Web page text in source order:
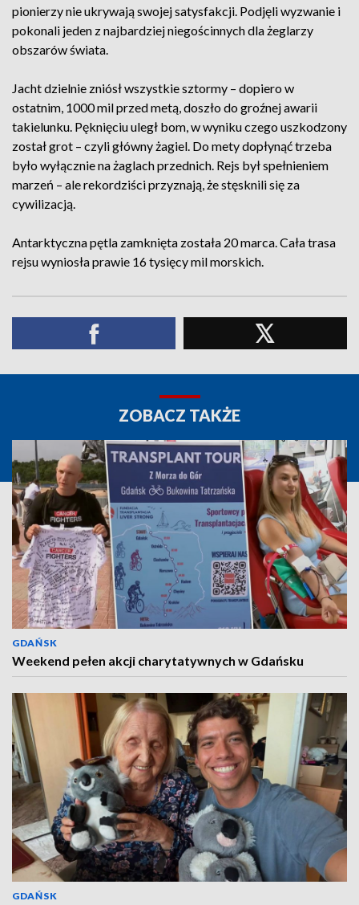
pionierzy nie ukrywają swojej satysfakcji. Podjęli wyzwanie i
pokonali jeden z najbardziej niegościnnych dla żeglarzy
obszarów świata.
Jacht dzielnie zniósł wszystkie sztormy – dopiero w
ostatnim, 1000 mil przed metą, doszło do groźnej awarii
takielunku. Pęknięciu uległ bom, w wyniku czego uszkodzony
został grot – czyli główny żagiel. Do mety dopłynąć trzeba
było wyłącznie na żaglach przednich. Rejs był spełnieniem
marzeń – ale rekordziści przyznają, że stęsknili się za
cywilizacją.
Antarktyczna pętla zamknięta została 20 marca. Cała trasa
rejsu wyniosła prawie 16 tysięcy mil morskich.
ZOBACZ TAKŻE
GDAŃSK
Weekend pełen akcji charytatywnych w Gdańsku
GDAŃSK